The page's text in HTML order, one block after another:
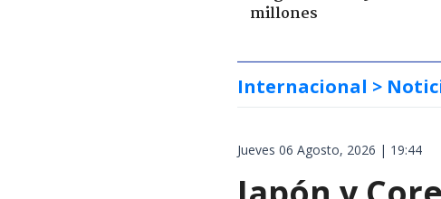
millones
Internacional >
Jueves 06 Agosto, 2026 | 19:44